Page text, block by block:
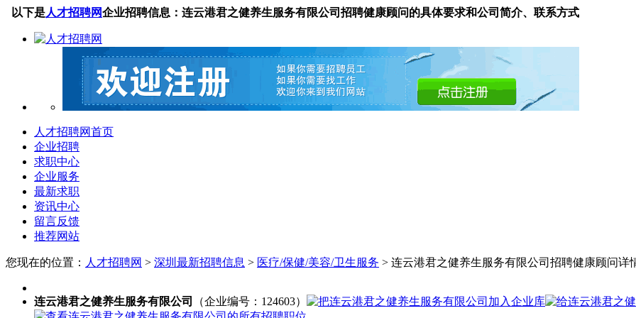
以下是人才招聘网企业招聘信息：连云港君之健养生服务有限公司招聘健康顾问的具体要求和公司简介、联系方式
人才招聘网首页
企业招聘
求职中心
企业服务
最新求职
资讯中心
留言反馈
推荐网站
您现在的位置： 人才招聘网 > 深圳最新招聘信息 > 医疗/保健/美容/卫生服务 > 连云港君之健养生服务有限公司招聘健康顾问详
连云港君之健养生服务有限公司 （企业编号：124603）